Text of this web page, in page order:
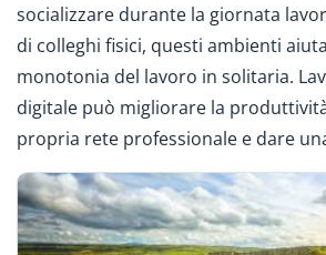
socializzare durante la giornata
di colleghi fisici, questi ambienti
monotonia del lavoro in solitaria.
digitale può migliorare la
propria rete professionale e dare